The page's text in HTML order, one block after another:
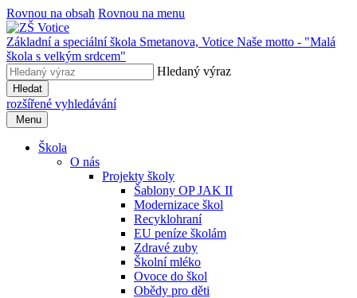
Rovnou na obsah Rovnou na menu
Základní a speciální škola Smetanova, Votice Naše motto - "Malá
škola s velkým srdcem"
Hledaný výraz
Hledat
rozšířené vyhledávání
Menu
Škola
O nás
Projekty školy
Šablony OP JAK II
Modernizace škol
Recyklohraní
EU peníze školám
Zdravé zuby
Školní mléko
Ovoce do škol
Obědy pro děti